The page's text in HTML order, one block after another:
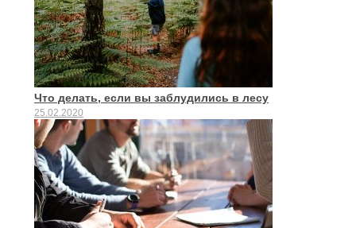
Что делать, если вы заблудились в лесу
25.02.2020